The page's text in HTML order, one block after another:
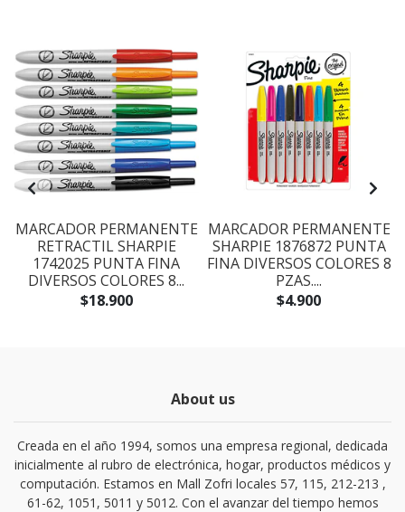
MARCADOR PERMANENTE
RETRACTIL SHARPIE
1742025 PUNTA FINA
DIVERSOS COLORES 8...
$18.900
MARCADOR PERMANENTE
SHARPIE 1876872 PUNTA
FINA DIVERSOS COLORES 8
PZAS....
$4.900
About us
Creada en el año 1994, somos una empresa regional, dedicada
inicialmente al rubro de electrónica, hogar, productos médicos y
computación. Estamos en Mall Zofri locales 57, 115, 212-213 ,
61-62, 1051, 5011 y 5012. Con el avanzar del tiempo hemos